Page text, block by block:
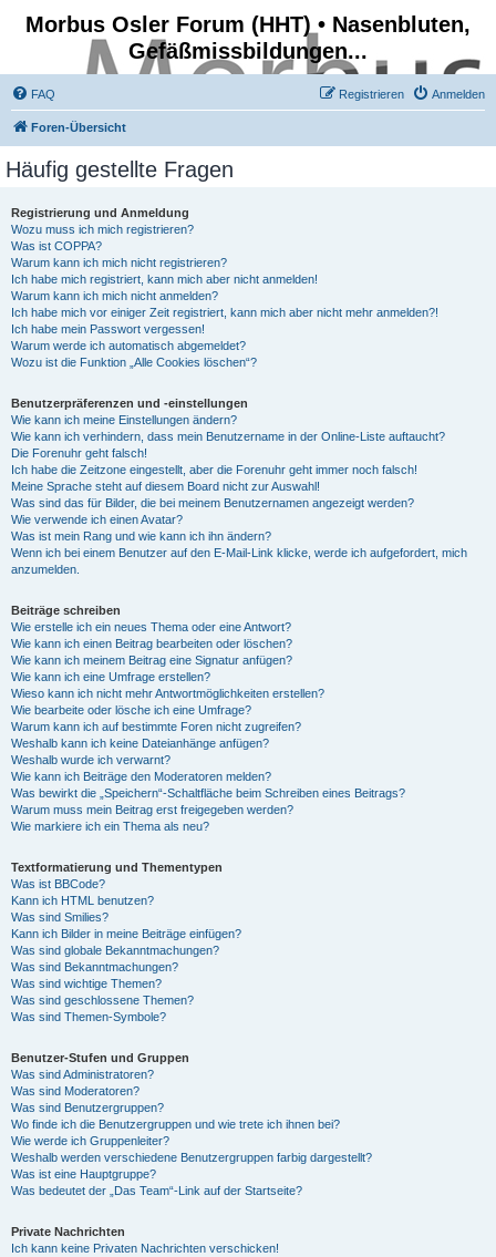
Morbus Osler Forum (HHT) • Nasenbluten,
Gefäßmissbildungen...
FAQ Anmelden
Registrieren
Foren-Übersicht
Häufig gestellte Fragen
Registrierung und Anmeldung
Wozu muss ich mich registrieren?
Was ist COPPA?
Warum kann ich mich nicht registrieren?
Ich habe mich registriert, kann mich aber nicht anmelden!
Warum kann ich mich nicht anmelden?
Ich habe mich vor einiger Zeit registriert, kann mich aber nicht mehr anmelden?!
Ich habe mein Passwort vergessen!
Warum werde ich automatisch abgemeldet?
Wozu ist die Funktion „Alle Cookies löschen“?
Benutzerpräferenzen und -einstellungen
Wie kann ich meine Einstellungen ändern?
Wie kann ich verhindern, dass mein Benutzername in der Online-Liste auftaucht?
Die Forenuhr geht falsch!
Ich habe die Zeitzone eingestellt, aber die Forenuhr geht immer noch falsch!
Meine Sprache steht auf diesem Board nicht zur Auswahl!
Was sind das für Bilder, die bei meinem Benutzernamen angezeigt werden?
Wie verwende ich einen Avatar?
Was ist mein Rang und wie kann ich ihn ändern?
Wenn ich bei einem Benutzer auf den E-Mail-Link klicke, werde ich aufgefordert, mich
anzumelden.
Beiträge schreiben
Wie erstelle ich ein neues Thema oder eine Antwort?
Wie kann ich einen Beitrag bearbeiten oder löschen?
Wie kann ich meinem Beitrag eine Signatur anfügen?
Wie kann ich eine Umfrage erstellen?
Wieso kann ich nicht mehr Antwortmöglichkeiten erstellen?
Wie bearbeite oder lösche ich eine Umfrage?
Warum kann ich auf bestimmte Foren nicht zugreifen?
Weshalb kann ich keine Dateianhänge anfügen?
Weshalb wurde ich verwarnt?
Wie kann ich Beiträge den Moderatoren melden?
Was bewirkt die „Speichern“-Schaltfläche beim Schreiben eines Beitrags?
Warum muss mein Beitrag erst freigegeben werden?
Wie markiere ich ein Thema als neu?
Textformatierung und Thementypen
Was ist BBCode?
Kann ich HTML benutzen?
Was sind Smilies?
Kann ich Bilder in meine Beiträge einfügen?
Was sind globale Bekanntmachungen?
Was sind Bekanntmachungen?
Was sind wichtige Themen?
Was sind geschlossene Themen?
Was sind Themen-Symbole?
Benutzer-Stufen und Gruppen
Was sind Administratoren?
Was sind Moderatoren?
Was sind Benutzergruppen?
Wo finde ich die Benutzergruppen und wie trete ich ihnen bei?
Wie werde ich Gruppenleiter?
Weshalb werden verschiedene Benutzergruppen farbig dargestellt?
Was ist eine Hauptgruppe?
Was bedeutet der „Das Team“-Link auf der Startseite?
Private Nachrichten
Ich kann keine Privaten Nachrichten verschicken!